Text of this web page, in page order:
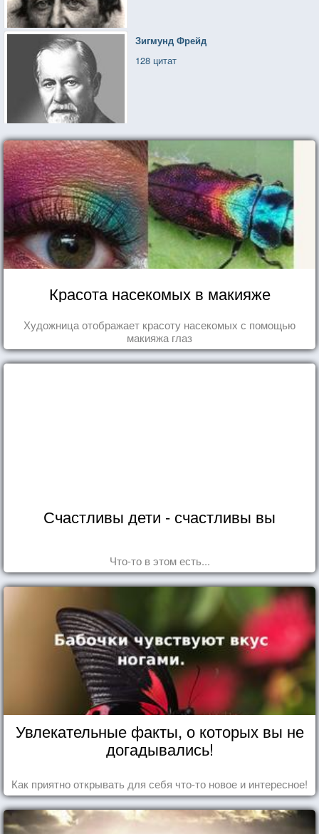
Зигмунд Фрейд
128 цитат
Красота насекомых в макияже
Художница отображает красоту насекомых с помощью
макияжа глаз
Счастливы дети - счастливы вы
Что-то в этом есть...
Увлекательные факты, о которых вы не
догадывались!
Как приятно открывать для себя что-то новое и интересное!